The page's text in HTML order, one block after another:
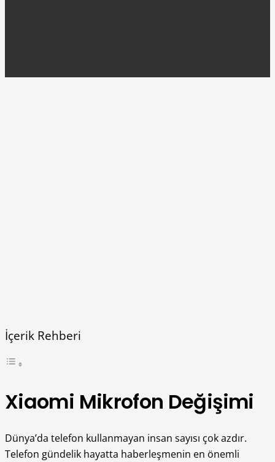
İçerik Rehberi
Xiaomi Mikrofon Değişimi
Dünya’da telefon kullanmayan insan sayısı çok azdır.
Telefon gündelik hayatta haberleşmenin en önemli